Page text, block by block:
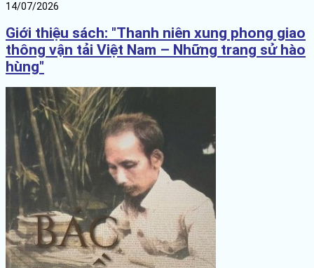
14/07/2026
Giới thiệu sách: "Thanh niên xung phong giao
thông vận tải Việt Nam – Những trang sử hào
hùng"